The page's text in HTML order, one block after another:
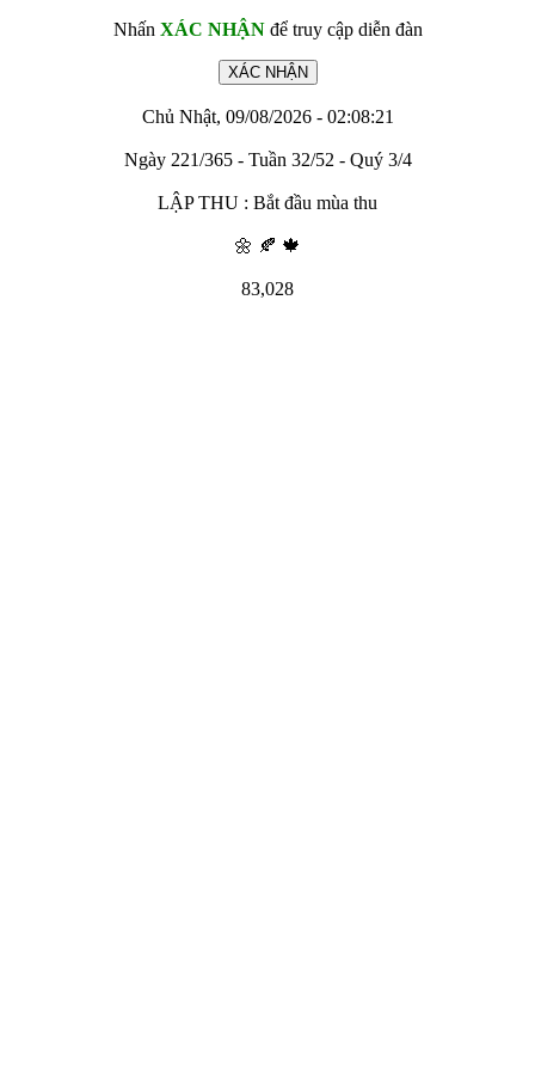
Nhấn XÁC NHẬNđể truy cập diễn đàn
Chủ Nhật, 09/08/2026 - 02:08:21
Ngày 221/365 - Tuần 32/52 - Quý 3/4
LẬP THU : Bắt đầu mùa thu
🌼 🍂 🍁
83,028